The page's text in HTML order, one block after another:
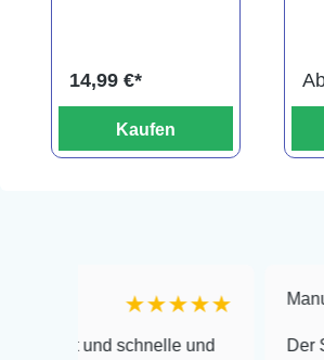
14,99 €*
Kaufen
★★★★★
schnelle und
Manuel Dollinger
Der Shop hat